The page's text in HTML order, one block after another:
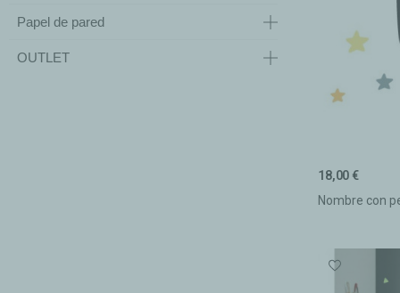
Papel de pared
OUTLET
Nombre con
18,00 €